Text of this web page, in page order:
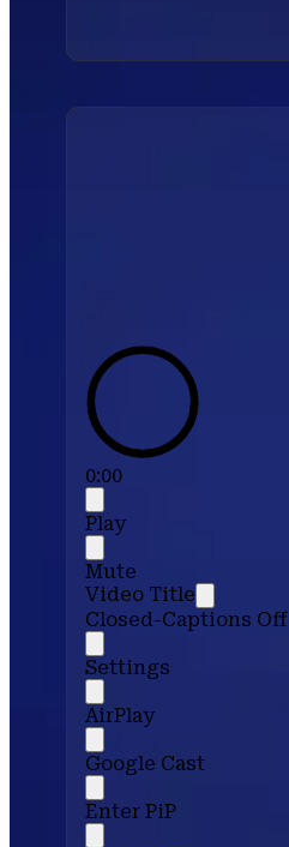
0:00
Play
Mute
Video Title
Closed-Captions Off
Settings
AirPlay
Google Cast
Enter PiP